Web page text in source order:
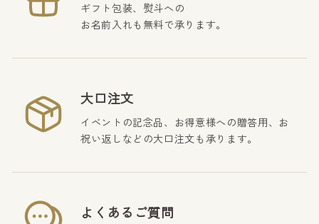
ギフト包装、熨斗への
お名前入れも無料で承ります。
大口注文
イベントの記念品、お得意様への贈答用、お
祝い返しなどの大口注文も承ります。
よくあるご質問